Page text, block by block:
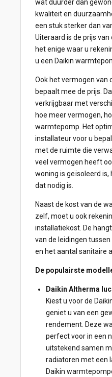
wat duurder dan
kwaliteit en
een stuk sterker dan
Uiteraard is de prijs
het enige waar u
u een Daikin
Ook het vermogen van
bepaalt mee de prijs.
verkrijgbaar met
hoe meer vermogen,
warmtepomp. Het
installateur voor u
met de ruimte die
veel vermogen heeft
woning is geïsoleerd
dat nodig is.
Naast de kost van de
zelf, moet u ook
installatiekost. De
van de leidingen
en het aantal sanitaire
De populairste
Daikin Altherma
Kiest u voor de
geniet u van een
rendement. Deze
perfect voor in een
uitstekend samen
radiatoren met een
Daikin